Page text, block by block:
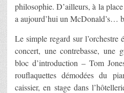
philosophie. D’ailleurs, à la
a aujourd’hui un McDonald’s…
Le simple regard sur
concert, une contrebasse, une
bloc d’introduction – Tom
rouflaquettes démodées du
caissier, en stage dans